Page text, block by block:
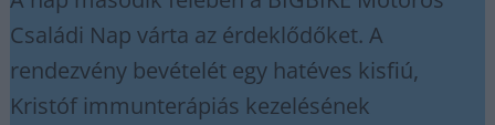
Családi Nap várta az érdeklődőket. A
rendezvény bevételét egy hatéves kisfiú,
Kristóf immunterápiás kezelésének